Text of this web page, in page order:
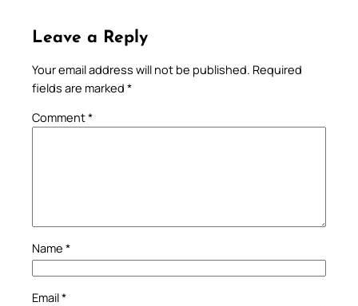
Leave a Reply
Your email address will not be published. Required
fields are marked *
Comment*
Name *
Email*